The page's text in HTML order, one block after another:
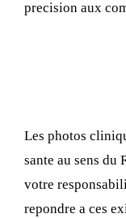
precision aux
Les photos
sante au sens du
votre
repondre a ces